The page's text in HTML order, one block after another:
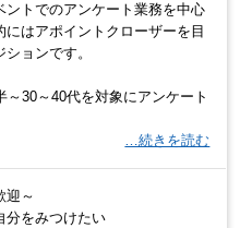
ントでのアンケート業務を中心
にはアポイントクローザーを目
ョンです。
～30～40代を対象にアンケート
…続きを読む
迎～
分をみつけたい